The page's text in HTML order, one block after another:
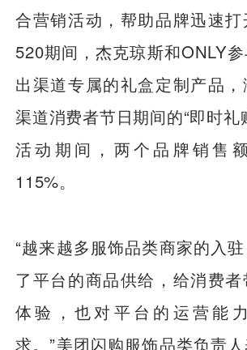
合营销活动，帮助品牌迅速
520期间，杰克琼斯和ONLY
出渠道专属的礼盒定制产品
渠道消费者节日期间的“即时礼
活动期间，两个品牌销售
115%。
“越来越多服饰品类商家的入
了平台的商品供给，给消费
体验，也对平台的运营能
求。”美团闪购服饰品类负责人